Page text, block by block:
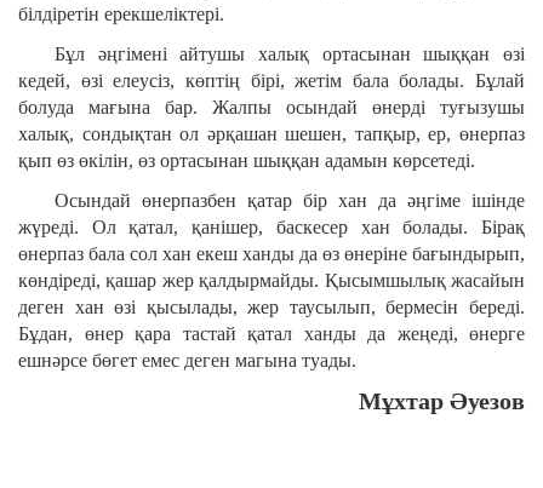
білдіретін ерекшеліктері.
Бұл әңгімені айтушы халық ортасынан шыққан өзі
кедей, өзі елеусіз, көптің бірі, жетім бала болады. Бұлай
болуда мағына бар. Жалпы осындай өнерді туғызушы
халық, сондықтан ол әрқашан шешен, тапқыр, ер, өнерпаз
қып өз өкілін, өз ортасынан шыққан адамын көрсетеді.
Осындай өнерпазбен қатар бір хан да әңгіме ішінде
жүреді. Ол қатал, қанішер, баскесер хан болады. Бірақ
өнерпаз бала сол хан екеш ханды да өз өнеріне бағындырып,
көндіреді, қашар жер қалдырмайды. Қысымшылық жасайын
деген хан өзі қысылады, жер таусылып, бермесін береді.
Бұдан, өнер қара тастай қатал ханды да жеңеді, өнерге
ешнәрсе бөгет емес деген магына туады.
Мұхтар Әуезов